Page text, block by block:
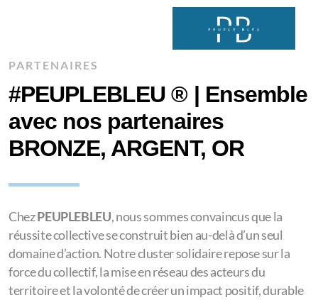
PARTENAIRES
#PEUPLEBLEU ® | Ensemble
avec nos partenaires
BRONZE, ARGENT, OR
ChezPEUPLEBLEU, nous sommes convaincus que la
réussite collective se construit bien au-delà d’un seul
domaine d’action. Notre cluster solidaire repose sur la
force du collectif, la mise en réseau des acteurs du
territoire et la volonté de créer un impact positif, durable